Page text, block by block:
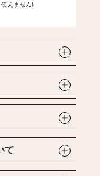
使えません)
て